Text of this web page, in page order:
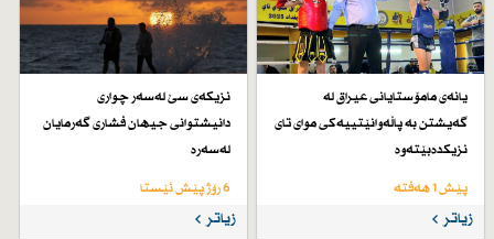
یانەی مامۆستایانی عیراق لە
گەیشتن بە پاڵەوانێتییەكی موای تای
نزیكدەبێتەوە
پێش 1 هەفتە
زیاتر
نزیكەی سێ لەسەر چواری
دانیشتوانی جیهان فشاری گەرمایان
لەسەرە
6 رۆژ پێش ئێستا
زیاتر